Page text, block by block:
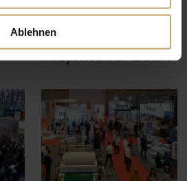
Ablehnen
des DUCERF-
Konzerns:
Perspektiven und
Projekte für 2024